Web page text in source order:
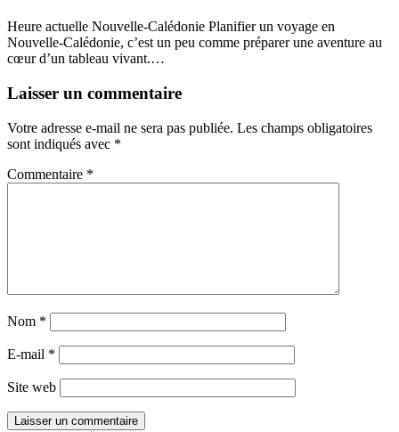
Heure actuelle Nouvelle-Calédonie Planifier un voyage en
Nouvelle-Calédonie, c’est un peu comme préparer une aventure au
cœur d’un tableau vivant.…
Laisser un commentaire
Votre adresse e-mail ne sera pas publiée. Les champs obligatoires
sont indiqués avec *
Commentaire *
Nom *
E-mail *
Site web